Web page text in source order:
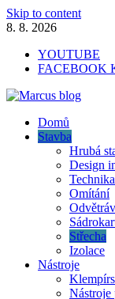
Skip to content
8. 8. 2026
YOUTUBE
FACEBOOK
Marcus blog
Stavebné profily,
Domů
Stavba
Hrubá
Design
Omítání
Střecha
Izolace
Nástroje
Nástroje